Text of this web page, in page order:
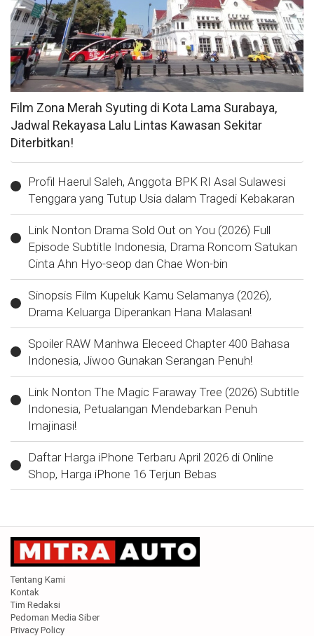
Film Zona Merah Syuting di Kota Lama Surabaya,
Jadwal Rekayasa Lalu Lintas Kawasan Sekitar
Diterbitkan!
Profil Haerul Saleh, Anggota BPK RI Asal Sulawesi
Tenggara yang Tutup Usia dalam Tragedi Kebakaran
Link Nonton Drama Sold Out on You (2026) Full
Episode Subtitle Indonesia, Drama Roncom Satukan
Cinta Ahn Hyo-seop dan Chae Won-bin
Sinopsis Film Kupeluk Kamu Selamanya (2026),
Drama Keluarga Diperankan Hana Malasan!
Spoiler RAW Manhwa Eleceed Chapter 400 Bahasa
Indonesia, Jiwoo Gunakan Serangan Penuh!
Link Nonton The Magic Faraway Tree (2026) Subtitle
Indonesia, Petualangan Mendebarkan Penuh
Imajinasi!
Daftar Harga iPhone Terbaru April 2026 di Online
Shop, Harga iPhone 16 Terjun Bebas
Tentang Kami
Kontak
Tim Redaksi
Pedoman Media Siber
Privacy Policy